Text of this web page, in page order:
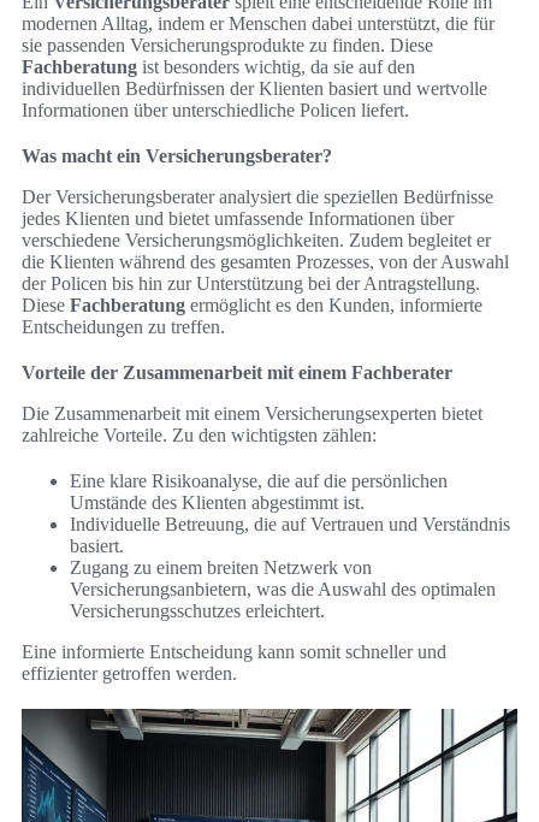
modernen Alltag, indem er Menschen dabei unterstützt, die für
sie passenden Versicherungsprodukte zu finden. Diese
Fachberatung ist besonders wichtig, da sie auf den
individuellen Bedürfnissen der Klienten basiert und wertvolle
Informationen über unterschiedliche Policen liefert.
Was macht ein Versicherungsberater?
Der Versicherungsberater analysiert die speziellen Bedürfnisse
jedes Klienten und bietet umfassende Informationen über
verschiedene Versicherungsmöglichkeiten. Zudem begleitet er
die Klienten während des gesamten Prozesses, von der Auswahl
der Policen bis hin zur Unterstützung bei der Antragstellung.
Diese Fachberatung ermöglicht es den Kunden, informierte
Entscheidungen zu treffen.
Vorteile der Zusammenarbeit mit einem Fachberater
Die Zusammenarbeit mit einem Versicherungsexperten bietet
zahlreiche Vorteile. Zu den wichtigsten zählen:
Eine klare Risikoanalyse, die auf die persönlichen
Umstände des Klienten abgestimmt ist.
Individuelle Betreuung, die auf Vertrauen und Verständnis
basiert.
Zugang zu einem breiten Netzwerk von
Versicherungsanbietern, was die Auswahl des optimalen
Versicherungsschutzes erleichtert.
Eine informierte Entscheidung kann somit schneller und
effizienter getroffen werden.